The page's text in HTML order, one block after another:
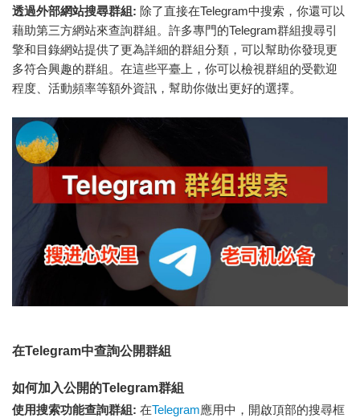
透過外部網站搜尋群組: 除了直接在Telegram中搜索，你還可以
藉助第三方網站來查詢群組。許多專門的Telegram群組搜尋引
擎和目錄網站提供了更為詳細的群組分類，可以幫助你發現更
多符合興趣的群組。在這些平臺上，你可以檢視群組的受歡迎
程度、活動頻率等額外資訊，幫助你做出更好的選擇。
在Telegram中查詢公開群組
如何加入公開的Telegram群組
使用搜索功能查詢群組: 在Telegram應用中，開啟頂部的搜尋框